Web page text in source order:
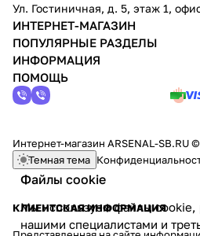
Файлы cookie
Мы используем файлы cookie,
нашими специалистами и
Ул. Гостиничная, д. 5, этаж 1,
ИНТЕРНЕТ-МАГАЗИН
ПОПУЛЯРНЫЕ РАЗДЕЛЫ
ИНФОРМАЦИЯ
ПОМОЩЬ
Интернет-магазин ARSENAL-SB.RU
Темная тема
КЛИЕНТСКАЯ ИНФОРМАЦИЯ